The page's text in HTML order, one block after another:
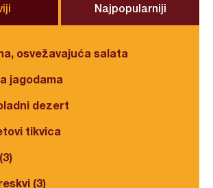
Najpopularniji
osvežavajuća salata
jagodama
dezert
tikvica
(3)